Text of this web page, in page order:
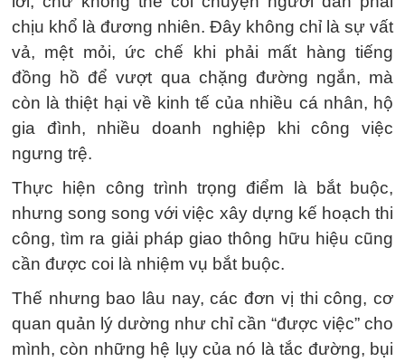
chịu khổ là đương nhiên. Đây không chỉ là sự vất
vả, mệt mỏi, ức chế khi phải mất hàng tiếng
đồng hồ để vượt qua chặng đường ngắn, mà
còn là thiệt hại về kinh tế của nhiều cá nhân, hộ
gia đình, nhiều doanh nghiệp khi công việc
ngưng trệ.
Thực hiện công trình trọng điểm là bắt buộc,
nhưng song song với việc xây dựng kế hoạch thi
công, tìm ra giải pháp giao thông hữu hiệu cũng
cần được coi là nhiệm vụ bắt buộc.
Thế nhưng bao lâu nay, các đơn vị thi công, cơ
quan quản lý dường như chỉ cần “được việc” cho
mình, còn những hệ lụy của nó là tắc đường, bụi